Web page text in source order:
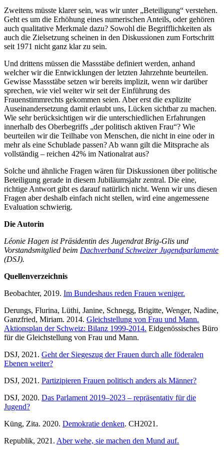
Zweitens müsste klarer sein, was wir unter „Beteiligung“ verstehen.
Geht es um die Erhöhung eines numerischen Anteils, oder gehören
auch qualitative Merkmale dazu? Sowohl die Begrifflichkeiten als
auch die Zielsetzung scheinen in den Diskussionen zum Fortschritt
seit 1971 nicht ganz klar zu sein.
Und drittens müssen die Massstäbe definiert werden, anhand
welcher wir die Entwicklungen der letzten Jahrzehnte beurteilen.
Gewisse Massstäbe setzen wir bereits implizit, wenn wir darüber
sprechen, wie viel weiter wir seit der Einführung des
Frauenstimmrechts gekommen seien. Aber erst die explizite
Auseinandersetzung damit erlaubt uns, Lücken sichtbar zu machen.
Wie sehr berücksichtigen wir die unterschiedlichen Erfahrungen
innerhalb des Oberbegriffs „der politisch aktiven Frau“? Wie
beurteilen wir die Teilhabe von Menschen, die nicht in eine oder in
mehr als eine Schublade passen? Ab wann gilt die Mitsprache als
vollständig – reichen 42% im Nationalrat aus?
Solche und ähnliche Fragen wären für Diskussionen über politische
Beteiligung gerade in diesem Jubiläumsjahr zentral. Die eine,
richtige Antwort gibt es darauf natürlich nicht. Wenn wir uns diesen
Fragen aber deshalb einfach nicht stellen, wird eine angemessene
Evaluation schwierig.
Die Autorin
Léonie Hagen ist Präsidentin des Jugendrat Brig-Glis und
Vorstandsmitglied beim Dachverband Schweizer Jugendparlamente
(DSJ).
Quellenverzeichnis
Beobachter, 2019. Im Bundeshaus reden Frauen weniger.
Derungs, Flurina, Lüthi, Janine, Schnegg, Brigitte, Wenger, Nadine,
Ganzfried, Miriam. 2014. Gleichstellung von Frau und Mann.
Aktionsplan der Schweiz: Bilanz 1999-2014. Eidgenössisches Büro
für die Gleichstellung von Frau und Mann.
DSJ, 2021. Geht der Siegeszug der Frauen durch alle föderalen
Ebenen weiter?
DSJ, 2021. Partizipieren Frauen politisch anders als Männer?
DSJ, 2020. Das Parlament 2019–2023 – repräsentativ für die
Jugend?
Küng, Zita. 2020. Demokratie denken. CH2021.
Republik, 2021. Aber wehe, sie machen den Mund auf.